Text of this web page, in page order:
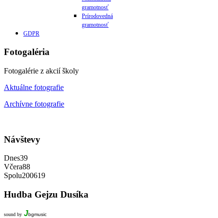
gramotnosť
Prírodovedná
gramotnosť
GDPR
Fotogaléria
Fotogalérie z akcií školy
Aktuálne fotografie
Archívne fotografie
Návštevy
Dnes39
Včera88
Spolu200619
Hudba Gejzu Dusíka
sound by Jbgmusic